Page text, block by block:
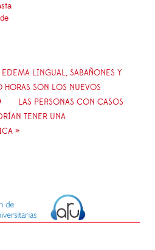
LINGUAL, SABAÑONES Y
SON LOS NUEVOS
LAS PERSONAS CON CASOS
TENER UNA
»